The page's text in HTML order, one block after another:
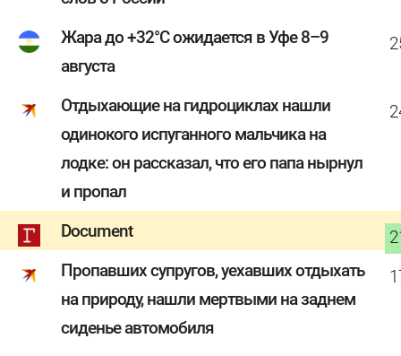
Жара до +32°C ожидается в Уфе 8–9
августа
Отдыхающие на гидроциклах нашли
одинокого испуганного мальчика на
лодке: он рассказал, что его папа нырнул
и пропал
Document
Пропавших супругов, уехавших отдыхать
на природу, нашли мертвыми на заднем
сиденье автомобиля